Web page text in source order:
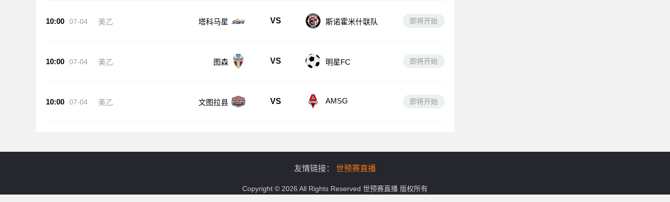
10:00 07-04 美乙 塔科马星 VS 斯诺霍米什联队 即将开始
10:00 07-04 美乙 图森 VS 明星FC 即将开始
10:00 07-04 美乙 文图拉县 VS AMSG 即将开始
友情链接： 世预赛直播
Copyright © 2026 All Rights Reserved 世预赛直播 版权所有